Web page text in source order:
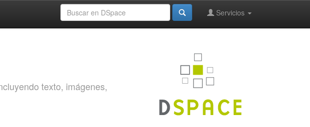
Servicios
texto, imágenes,